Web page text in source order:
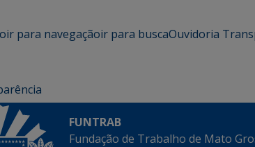
ir para navegaçãoir para buscaOuvidoria
FUNTRAB
Fundação de Trabalho de Mato